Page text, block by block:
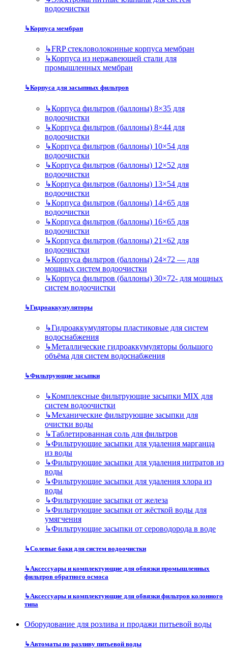
водоочистки
↳Корпуса мембран
↳FRP стекловолоконные корпуса мембран
↳Корпуса из нержавеющей стали для
промышленных мембран
↳Корпуса для засыпных фильтров
↳Корпуса фильтров (баллоны) 8×35 для
водоочистки
↳Корпуса фильтров (баллоны) 8×44 для
водоочистки
↳Корпуса фильтров (баллоны) 10×54 для
водоочистки
↳Корпуса фильтров (баллоны) 12×52 для
водоочистки
↳Корпуса фильтров (баллоны) 13×54 для
водоочистки
↳Корпуса фильтров (баллоны) 14×65 для
водоочистки
↳Корпуса фильтров (баллоны) 16×65 для
водоочистки
↳Корпуса фильтров (баллоны) 21×62 для
водоочистки
↳Корпуса фильтров (баллоны) 24×72 — для
мощных систем водоочистки
↳Корпуса фильтров (баллоны) 30×72- для мощных
систем водоочистки
↳Гидроаккумуляторы
↳Гидроаккумуляторы пластиковые для систем
водоснабжения
↳Металлические гидроаккумуляторы большого
объёма для систем водоснабжения
↳Фильтрующие засыпки
↳Комплексные фильтрующие засыпки MIX для
систем водоочистки
↳Механические фильтрующие засыпки для
очистки воды
↳Таблетированная соль для фильтров
↳Фильтрующие засыпки для удаления марганца
из воды
↳Фильтрующие засыпки для удаления нитратов из
воды
↳Фильтрующие засыпки для удаления хлора из
воды
↳Фильтрующие засыпки от железа
↳Фильтрующие засыпки от жёсткой воды для
умягчения
↳Фильтрующие засыпки от сероводорода в воде
↳Солевые баки для систем водоочистки
↳Аксессуары и комплектующие для обвязки промышленных
фильтров обратного осмоса
↳Аксессуары и комплектующие для обвязки фильтров колонного
типа
Оборудование для розлива и продажи питьевой воды
↳Автоматы по разливу питьевой воды